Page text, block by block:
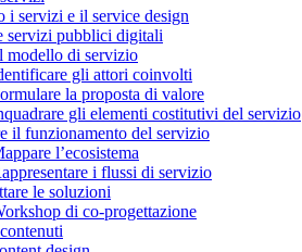
i servizi e il service design
servizi pubblici digitali
modello di servizio
gli attori coinvolti
la proposta di valore
gli elementi costitutivi del servizio
il funzionamento del servizio
l’ecosistema
i flussi di servizio
le soluzioni
di co-progettazione